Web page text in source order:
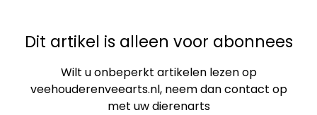
Dit artikel is alleen voor abonnees
Wilt u onbeperkt artikelen lezen op
veehouderenveearts.nl, neem dan contact op
met uw dierenarts